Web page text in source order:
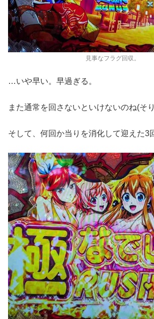
見事なフラグ回収。
…いや早い。早過ぎる。
また通常を回さないといけないのね(そ
そして、何回か当りを消化して迎えた3